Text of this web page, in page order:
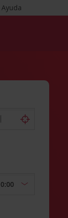
Ayuda